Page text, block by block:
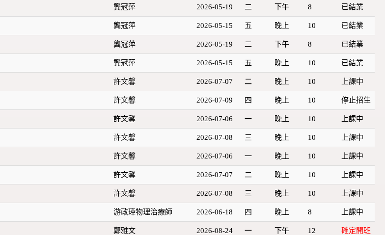
龔冠萍 2026-05-19 二 下午 8 已結業
龔冠萍 2026-05-15 五 晚上 10 已結業
龔冠萍 2026-05-19 二 下午 8 已結業
龔冠萍 2026-05-15 五 晚上 10 已結業
許文馨 2026-07-07 二 晚上 10 上課中
許文馨 2026-07-09 四 晚上 10 停止招生
許文馨 2026-07-06 一 晚上 10 上課中
許文馨 2026-07-08 三 晚上 10 上課中
許文馨 2026-07-06 一 晚上 10 上課中
許文馨 2026-07-07 二 晚上 10 上課中
許文馨 2026-07-08 三 晚上 10 上課中
游政璋物理治療師 2026-06-18 四 晚上 8 上課中
鄭雅文 2026-08-24 一 下午 12 確定開班